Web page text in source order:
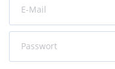
E-Mail
Passwort